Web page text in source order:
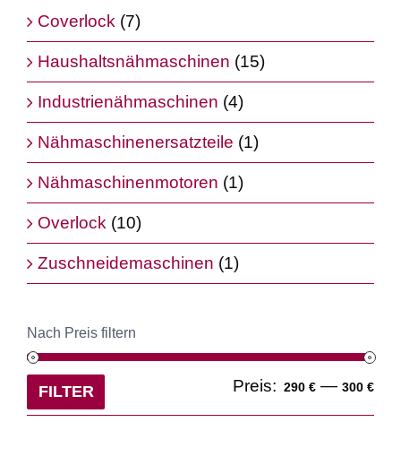
Coverlock (7)
Haushaltsnähmaschinen (15)
Industrienähmaschinen (4)
Nähmaschinenersatzteile (1)
Nähmaschinenmotoren (1)
Overlock (10)
Zuschneidemaschinen (1)
Nach Preis filtern
FILTER Preis: 290 € — 300 €